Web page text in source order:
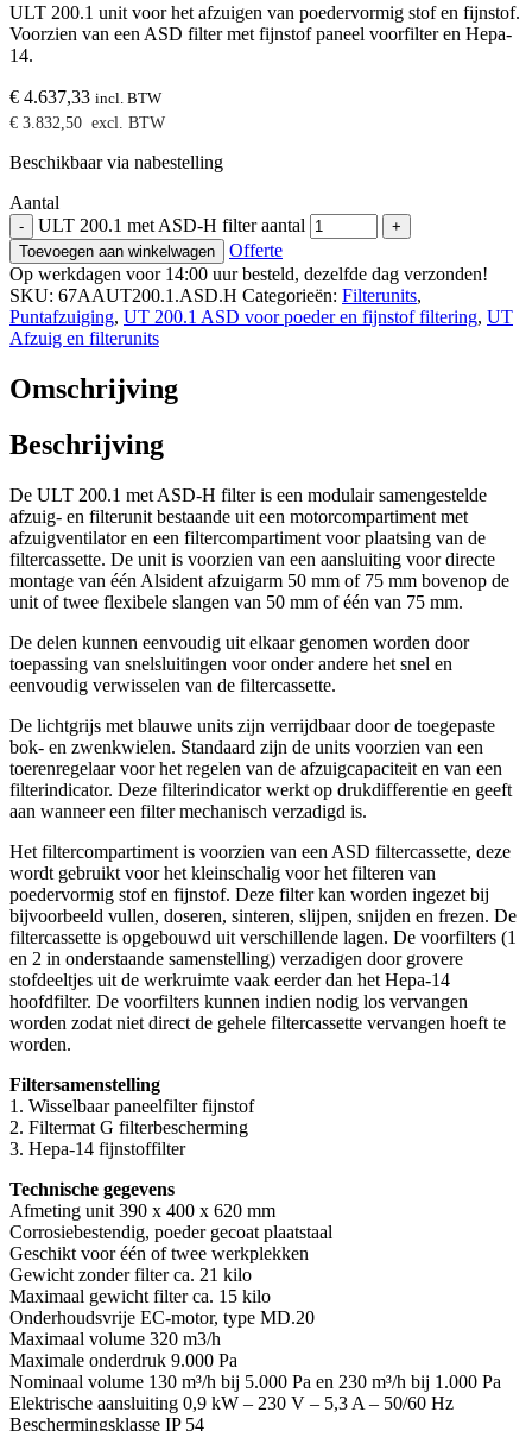
ULT 200.1 unit voor het afzuigen van poedervormig stof en fijnstof.
Voorzien van een ASD filter met fijnstof paneel voorfilter en Hepa-
14.
€ 4.637,33 incl. BTW
€ 3.832,50 excl. BTW
Beschikbaar via nabestelling
Aantal
- ULT 200.1 met ASD-H filter aantal
+
Toevoegen aan winkelwagen
Offerte
Op werkdagen voor 14:00 uur besteld, dezelfde dag verzonden!
SKU: 67AAUT200.1.ASD.H Categorieën: Filterunits,
Puntafzuiging, UT 200.1 ASD voor poeder en fijnstof filtering, UT
Afzuig en filterunits
Omschrijving
Beschrijving
De ULT 200.1 met ASD-H filter is een modulair samengestelde
afzuig- en filterunit bestaande uit een motorcompartiment met
afzuigventilator en een filtercompartiment voor plaatsing van de
filtercassette. De unit is voorzien van een aansluiting voor directe
montage van één Alsident afzuigarm 50 mm of 75 mm bovenop de
unit of twee flexibele slangen van 50 mm of één van 75 mm.
De delen kunnen eenvoudig uit elkaar genomen worden door
toepassing van snelsluitingen voor onder andere het snel en
eenvoudig verwisselen van de filtercassette.
De lichtgrijs met blauwe units zijn verrijdbaar door de toegepaste
bok- en zwenkwielen. Standaard zijn de units voorzien van een
toerenregelaar voor het regelen van de afzuigcapaciteit en van een
filterindicator. Deze filterindicator werkt op drukdifferentie en geeft
aan wanneer een filter mechanisch verzadigd is.
Het filtercompartiment is voorzien van een ASD filtercassette, deze
wordt gebruikt voor het kleinschalig voor het filteren van
poedervormig stof en fijnstof. Deze filter kan worden ingezet bij
bijvoorbeeld vullen, doseren, sinteren, slijpen, snijden en frezen. De
filtercassette is opgebouwd uit verschillende lagen. De voorfilters (1
en 2 in onderstaande samenstelling) verzadigen door grovere
stofdeeltjes uit de werkruimte vaak eerder dan het Hepa-14
hoofdfilter. De voorfilters kunnen indien nodig los vervangen
worden zodat niet direct de gehele filtercassette vervangen hoeft te
worden.
Filtersamenstelling
1. Wisselbaar paneelfilter fijnstof
2. Filtermat G filterbescherming
3. Hepa-14 fijnstoffilter
Technische gegevens
Afmeting unit 390 x 400 x 620 mm
Corrosiebestendig, poeder gecoat plaatstaal
Geschikt voor één of twee werkplekken
Gewicht zonder filter ca. 21 kilo
Maximaal gewicht filter ca. 15 kilo
Onderhoudsvrije EC-motor, type MD.20
Maximaal volume 320 m3/h
Maximale onderdruk 9.000 Pa
Nominaal volume 130 m³/h bij 5.000 Pa en 230 m³/h bij 1.000 Pa
Elektrische aansluiting 0,9 kW – 230 V – 5,3 A – 50/60 Hz
Beschermingsklasse IP 54